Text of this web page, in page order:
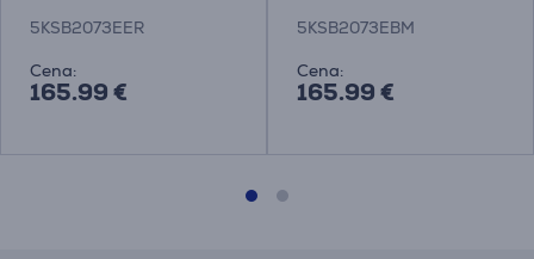
5KSB2073EER
Cena:
165.99 €
5KSB2073EBM
Cena:
165.99 €